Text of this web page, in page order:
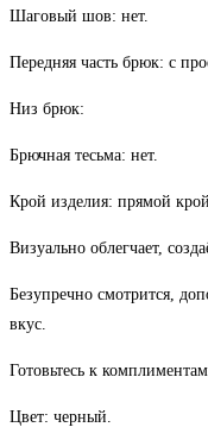
Шаговый шов: нет.
Передняя часть брюк: с
Низ брюк:
Брючная тесьма: нет.
Крой изделия: прямой
Визуально облегчает,
Безупречно смотрится,
вкус.
Готовьтесь к
Цвет: черный.